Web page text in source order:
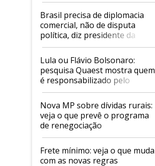
Brasil precisa de diplomacia
comercial, não de disputa
política, diz presidente da
Faesp
Lula ou Flávio Bolsonaro:
pesquisa Quaest mostra quem
é responsabilizado pelo
tarifaço dos EUA
Nova MP sobre dívidas rurais:
veja o que prevê o programa
de renegociação
Frete mínimo: veja o que muda
com as novas regras